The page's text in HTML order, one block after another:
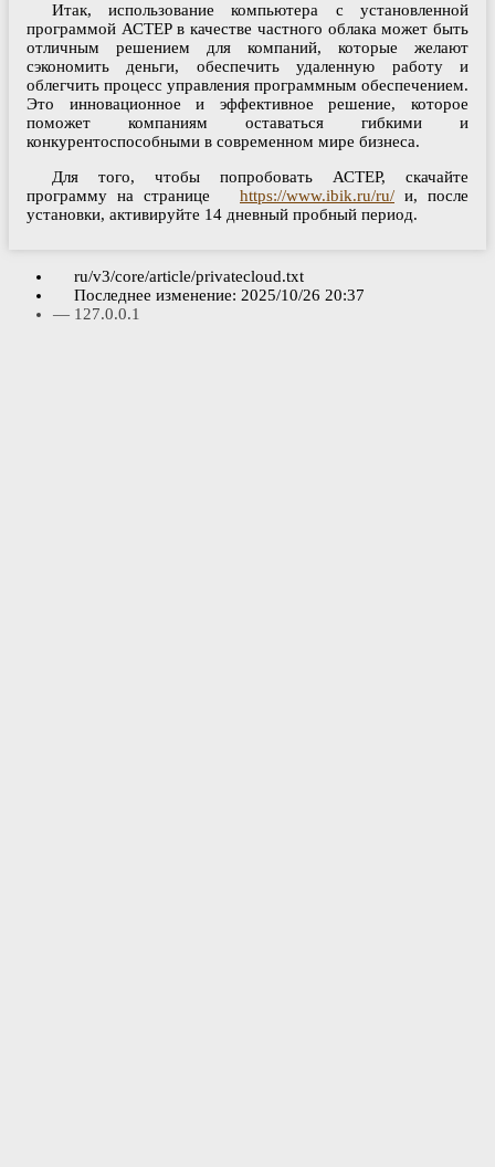
Итак, использование компьютера с установленной
программой АСТЕР в качестве частного облака может быть
отличным решением для компаний, которые желают
сэкономить деньги, обеспечить удаленную работу и
облегчить процесс управления программным обеспечением.
Это инновационное и эффективное решение, которое
поможет компаниям оставаться гибкими и
конкурентоспособными в современном мире бизнеса.
Для того, чтобы попробовать АСТЕР, скачайте
программу на странице
https://www.ibik.ru/ru/ и, после
установки, активируйте 14 дневный пробный период.
ru/v3/core/article/privatecloud.txt
Последнее изменение: 2025/10/26 20:37
— 127.0.0.1